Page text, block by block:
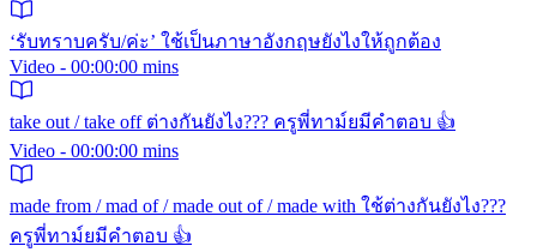
‘รับทราบครับ/ค่ะ’ ใช้เป็นภาษาอังกฤษยังไงให้ถูกต้อง
Video - 00:00:00 mins
take out / take off ต่างกันยังไง??? ครูพี่ทาม์ยมีคำตอบ 👍
Video - 00:00:00 mins
made from / mad of / made out of / made with ใช้ต่างกันยังไง???
ครูพี่ทาม์ยมีคำตอบ 👍